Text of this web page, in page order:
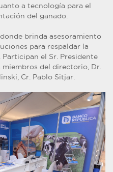
a tecnología para el
del ganado.
brinda asesoramiento
para respaldar la
el Sr. Presidente
del directorio, Dr.
Cr. Pablo Sitjar.